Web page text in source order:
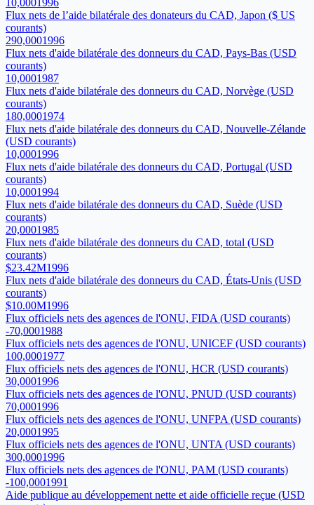
10,000 1996
Flux nets de l’aide bilatérale des donateurs du CAD, Japon ($ US
courants)
290,0001996
Flux nets d'aide bilatérale des donneurs du CAD, Pays-Bas (USD
courants)
10,0001987
Flux nets d'aide bilatérale des donneurs du CAD, Norvège (USD
courants)
180,0001974
Flux nets d'aide bilatérale des donneurs du CAD, Nouvelle-Zélande
(USD courants)
10,0001996
Flux nets d'aide bilatérale des donneurs du CAD, Portugal (USD
courants)
10,0001994
Flux nets d'aide bilatérale des donneurs du CAD, Suède (USD
courants)
20,0001985
Flux nets d'aide bilatérale des donneurs du CAD, total (USD
courants)
$23.42M1996
Flux nets d'aide bilatérale des donneurs du CAD, États-Unis (USD
courants)
$10.00M1996
Flux officiels nets des agences de l'ONU, FIDA (USD courants)
-70,0001988
Flux officiels nets des agences de l'ONU, UNICEF (USD courants)
100,0001977
Flux officiels nets des agences de l'ONU, HCR (USD courants)
30,0001996
Flux officiels nets des agences de l'ONU, PNUD (USD courants)
70,0001996
Flux officiels nets des agences de l'ONU, UNFPA (USD courants)
20,0001995
Flux officiels nets des agences de l'ONU, UNTA (USD courants)
300,0001996
Flux officiels nets des agences de l'ONU, PAM (USD courants)
-100,0001991
Aide publique au développement nette et aide officielle reçue (USD